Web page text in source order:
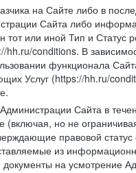
на Сайте либо в
Сайта либо
тот или иной Тип и
conditions. В
функционала
Услуг (https://hh.ru/
Сайта в
(включая, но не
правовой
из
на усмотрение